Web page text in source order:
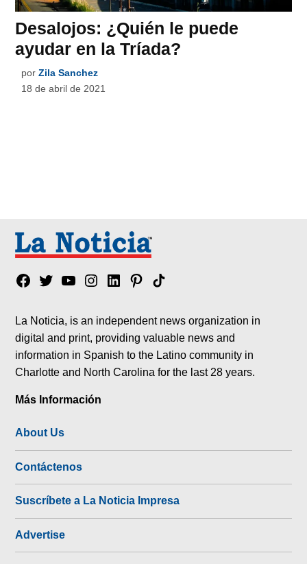
Desalojos: ¿Quién le puede
ayudar en la Tríada?
por Zila Sanchez
18 de abril de 2021
Facebook
TwitterYouTubeInstagram
LinkedinPinterest
Tik
La Noticia, is an independent news organization in
digital and print, providing valuable news and
information in Spanish to the Latino community in
Charlotte and North Carolina for the last 28 years.
Más Información
About Us
Contáctenos
Suscríbete a La Noticia Impresa
Advertise